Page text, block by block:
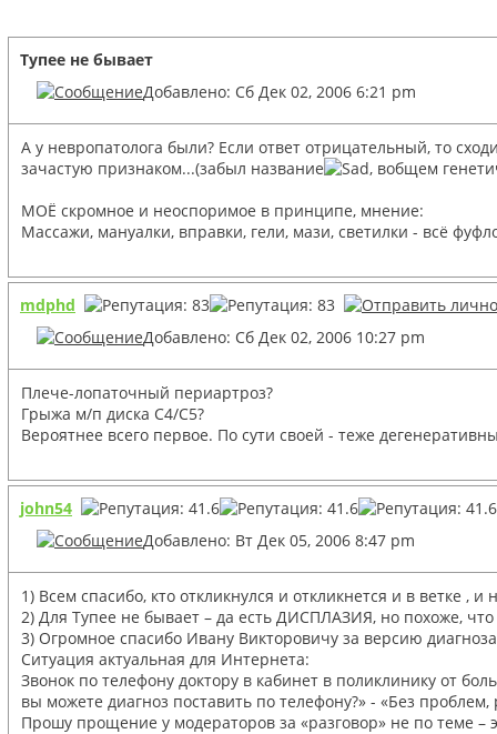
Тупее не бывает
Добавлено: Сб Дек 02, 2006 6:21 pm
А у невропатолога были? Если ответ отрицательный, то
зачастую признаком...(забыл название
, вобщем
МОЁ скромное и неоспоримое в принципе, мнение:
Массажи, мануалки, вправки, гели, мази, светилки - всё
mdphd
Добавлено: Сб Дек 02, 2006 10:27 pm
Плече-лопаточный периартроз?
Грыжа м/п диска С4/С5?
Вероятнее всего первое. По сути своей - теже
john54
Добавлено: Вт Дек 05, 2006 8:47 pm
1) Всем спасибо, кто откликнулся и откликнется и в ветке , и
2) Для Тупее не бывает – да есть ДИСПЛАЗИЯ, но похоже,
3) Огромное спасибо Ивану Викторовичу за версию
Ситуация актуальная для Интернета:
Звонок по телефону доктору в кабинет в поликлинику от
вы можете диагноз поставить по телефону?» - «Без проблем,
Прошу прощение у модераторов за «разговор» не по теме –